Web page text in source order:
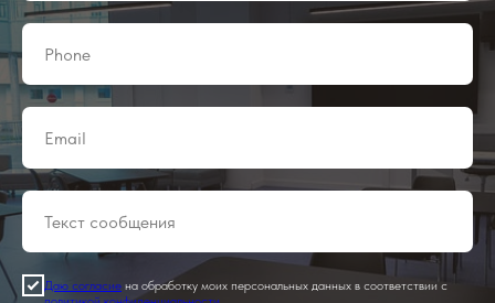
Даю согласие на обработку моих персональных данных в соответствии с